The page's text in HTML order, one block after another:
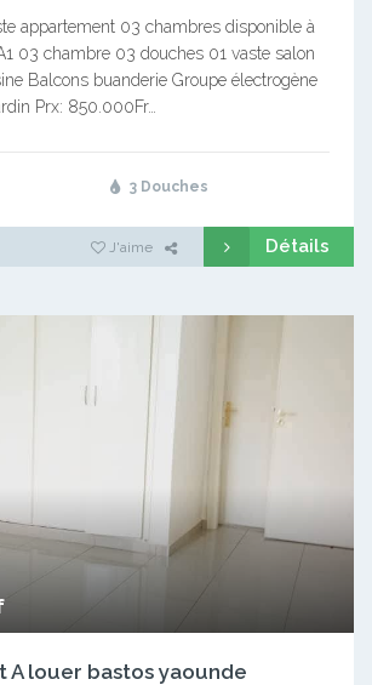
appartement 03 chambres disponible à
03 chambre 03 douches 01 vaste salon
Balcons buanderie Groupe électrogène
Prx: 850.000Fr…
3 Douches
J'aime Détails
A louer bastos yaounde